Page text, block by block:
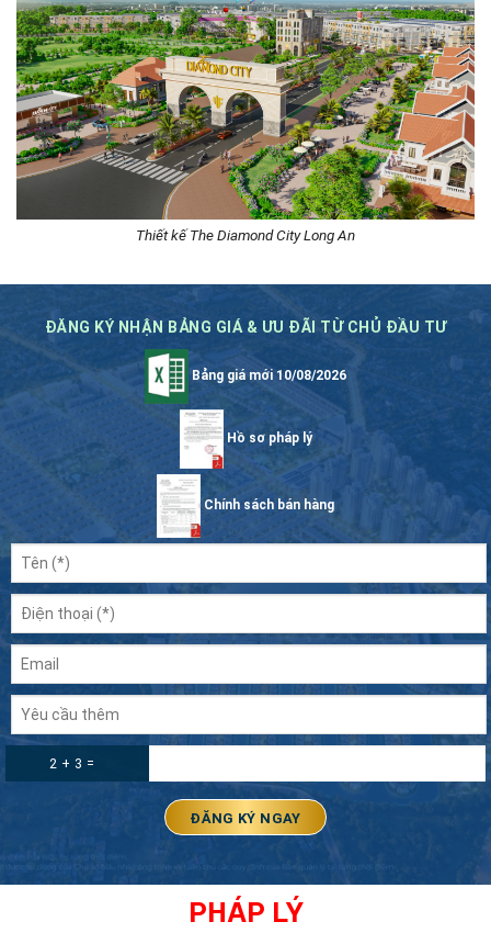
Thiết kế The Diamond City Long An
ĐĂNG KÝ NHẬN BẢNG GIÁ & ƯU ĐÃI TỪ CHỦ ĐẦU TƯ
Bảng giá mới 10/08/2026
Hồ sơ pháp lý
Chính sách bán hàng
2 + 3 =
PHÁP LÝ